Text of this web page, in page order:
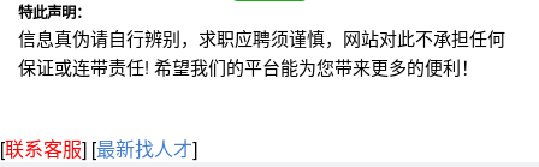
特此声明：
信息真伪请自行辨别，求职应聘须谨慎，网站对此不承担任何
保证或连带责任! 希望我们的平台能为您带来更多的便利！
[联系客服] [最新找人才]